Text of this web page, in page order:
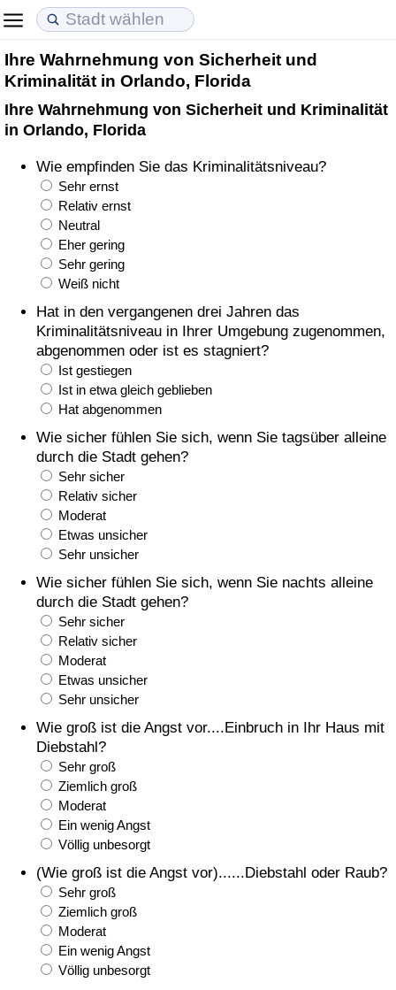
Ihre Wahrnehmung von Sicherheit und
Kriminalität in Orlando, Florida
Ihre Wahrnehmung von Sicherheit und Kriminalität
in Orlando, Florida
Wie empfinden Sie das Kriminalitätsniveau?
Sehr ernst
Relativ ernst
Neutral
Eher gering
Sehr gering
Weiß nicht
Hat in den vergangenen drei Jahren das
Kriminalitätsniveau in Ihrer Umgebung zugenommen,
abgenommen oder ist es stagniert?
Ist gestiegen
Ist in etwa gleich geblieben
Hat abgenommen
Wie sicher fühlen Sie sich, wenn Sie tagsüber alleine
durch die Stadt gehen?
Sehr sicher
Relativ sicher
Moderat
Etwas unsicher
Sehr unsicher
Wie sicher fühlen Sie sich, wenn Sie nachts alleine
durch die Stadt gehen?
Sehr sicher
Relativ sicher
Moderat
Etwas unsicher
Sehr unsicher
Wie groß ist die Angst vor....Einbruch in Ihr Haus mit
Diebstahl?
Sehr groß
Ziemlich groß
Moderat
Ein wenig Angst
Völlig unbesorgt
(Wie groß ist die Angst vor)......Diebstahl oder Raub?
Sehr groß
Ziemlich groß
Moderat
Ein wenig Angst
Völlig unbesorgt
Lebenshaltungskosten
Lebenshaltungskosten-Index (aktuell)
Lebenshaltungskosten-Index
Lebenshaltungskosten-Index nach Land
in Akaba
Immobilienpreise
Immobilienpreis-Index (aktuell)
Immobilienpreis-Index
Immobilienpreis-Index nach Land
Lebensqualität
Lebensqualität-Index
Lebensqualität-Index (aktuell)
Lebensqualitätsindex nach Land
Kriminalität
Kriminalitäts-Index (aktuell)
Kriminalitäts-Index
Kriminalitätsindex nach Land
Gesundheitsversorgung
Gesundheitsversorgungs-Index (aktuell)
Gesundheitsversorgungs-Index
Gesundheitsversorgungs-Index nach Land
Umweltverschmutzung
Umweltverschmutzungs-Index (aktuell)
Verschmutzungsindex
Umweltverschmutzungs-Index nach Land
Verkehr
Verkehrs-Index
Verkehrs-Index (aktuell)
Verkehrs-Index nach Land